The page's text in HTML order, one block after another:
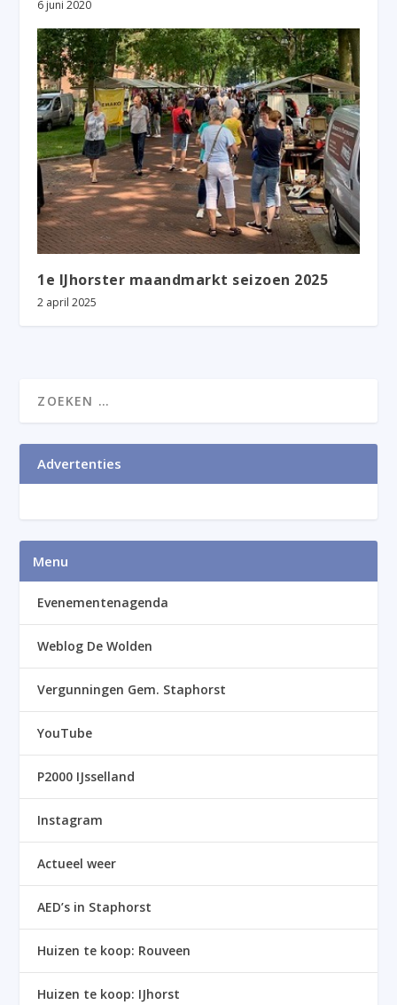
6 juni 2020
1e IJhorster maandmarkt seizoen 2025
2 april 2025
Advertenties
Menu
Evenementenagenda
Weblog De Wolden
Vergunningen Gem. Staphorst
YouTube
P2000 IJsselland
Instagram
Actueel weer
AED’s in Staphorst
Huizen te koop: Rouveen
Huizen te koop: IJhorst